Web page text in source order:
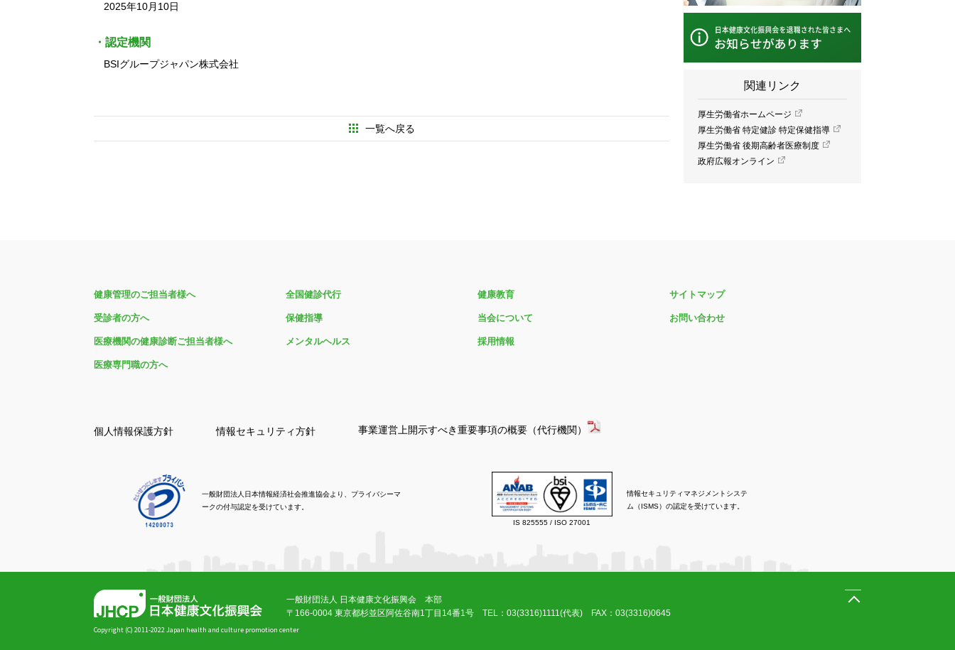
2025年10月10日
・認定機関
BSIグループジャパン株式会社
一覧へ戻る
関連リンク
厚生労働省ホームページ
厚生労働省 特定健診 特定保健指導
厚生労働省 後期高齢者医療制度
政府広報オンライン
健康管理のご担当者様へ
受診者の方へ
医療機関の健康診断ご担当者様へ
医療専門職の方へ
全国健診代行
保健指導
メンタルヘルス
健康教育
当会について
採用情報
サイトマップ
お問い合わせ
個人情報保護方針 情報セキュリティ方針 事業運営上開示すべき重要事項の概要（代行機関）
一般財団法人日本情報経済社会推進協会より、プライバシーマ
ークの付与認定を受けています。
IS 825555 / ISO 27001
情報セキュリティマネジメントシステ
ム（ISMS）の認定を受けています。
一般財団法人 日本健康文化振興会 本部
〒166-0004 東京都杉並区阿佐谷南1丁目14番1号 TEL：03(3316)1111(代表) FAX：03(3316)0645
Copyright (C) 2011-2022 Japan health and culture promotion center